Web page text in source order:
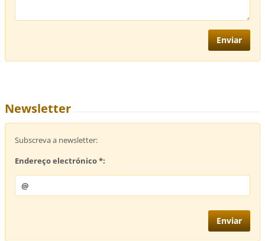
Newsletter
Subscreva a newsletter:
Endereço electrónico *: